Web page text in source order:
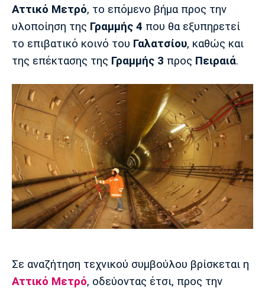
Διεθνή
Euro
Εθνικές Ομάδες
Κύπελλο
Διαιτησία
Ποδόσφαιρο Γυναικών
Κύπελλο
EuroCup
Basket League
Α2 Μπάσκετ
FIBA World Cup 2023
Γυμναστική
Κολύμβηση
Χάντμπολ
Αυτοκίνητο
Formula 1
Μοτοσυκλέτα
Tech
Gaming
Gadgets
Smartphones
Plus
Θέατρο
Σινεμά
Ευ ζην
Βιβλίο
Μουσική
Πολιτισμός
Blogs
Η Εφημερίδα
Πρωτοσέλιδα
Έντυπη έκδοση
Στήλες
Τραγούδια
Running
Πρόγραμμα TV
Παναιτωλικός Λαμία ΑΕΛ
Απόλλων
Σμύρνης
Άρης ΟΦΗ
Παναχαϊκή Ηρακλής Βόλος
Αττικό Μετρό, το επόμενο βήμα προς την
υλοποίηση της Γραμμής 4 που θα εξυπηρετεί
το επιβατικό κοινό του Γαλατσίου, καθώς και
της επέκτασης της Γραμμής 3 προς Πειραιά.
Σε αναζήτηση τεχνικού συμβούλου βρίσκεται η
Αττικό Μετρό, οδεύοντας έτσι, προς την